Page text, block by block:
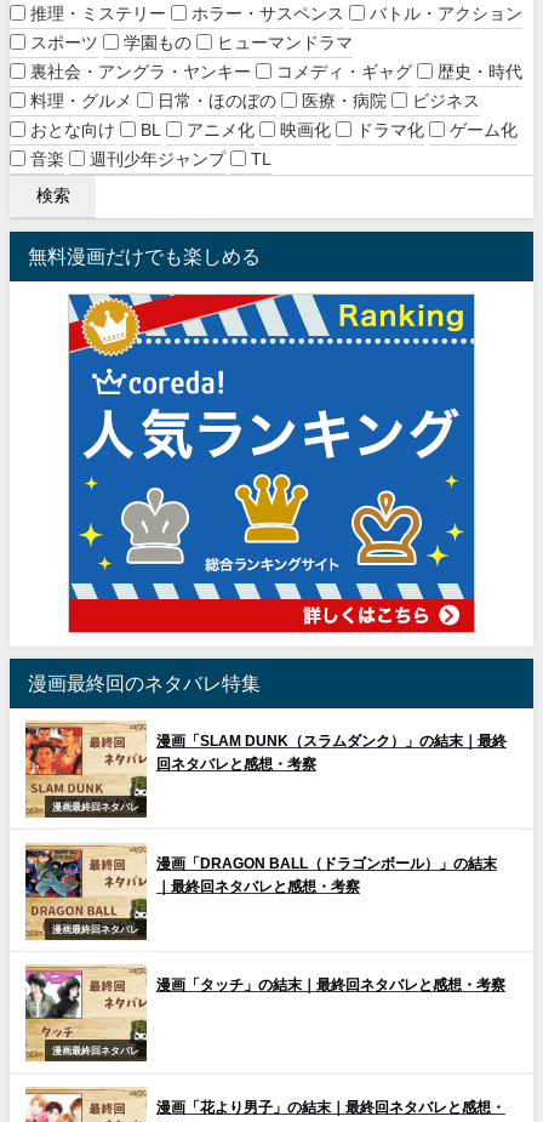
推理・ミステリー ホラー・サスペンス
バトル・アクション
スポーツ
学園もの
ヒューマンドラマ
裏社会・アングラ・ヤンキー
コメディ・ギャグ
歴史・時代
料理・グルメ
日常・ほのぼの 医療・病院
ビジネス
おとな向け
BL アニメ化 映画化 ドラマ化
ゲーム化
音楽
週刊少年ジャンプ TL
無料漫画だけでも楽しめる
漫画最終回のネタバレ特集
漫画最終回ネタバレ
漫画「SLAM DUNK（スラムダンク）」の結末｜最終
回ネタバレと感想・考察
漫画最終回ネタバレ
漫画「DRAGON BALL（ドラゴンボール）」の結末
｜最終回ネタバレと感想・考察
漫画最終回ネタバレ
漫画「タッチ」の結末｜最終回ネタバレと感想・考察
漫画「花より男子」の結末｜最終回ネタバレと感想・